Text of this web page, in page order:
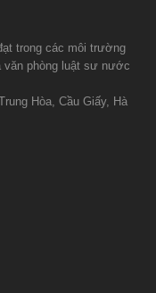
trong các môi trường
văn phòng luật sư nước
Hòa, Cầu Giấy, Hà